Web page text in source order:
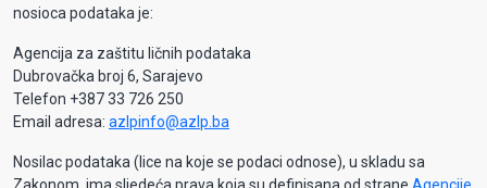
nosioca podataka je:
Agencija za zaštitu ličnih podataka
Dubrovačka broj 6, Sarajevo
Telefon +387 33 726 250
Email adresa: azlpinfo@azlp.ba
Nosilac podataka (lice na koje se podaci odnose), u skladu sa